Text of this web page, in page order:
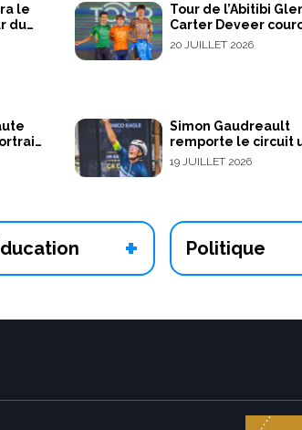
le
du
Tour de l’Abitibi
Carter Deveer
champion
20 JUILLET 2026
Simon Gaudreault
remporte le circuit
de Rouyn-Noranda
19 JUILLET 2026
+ Politique